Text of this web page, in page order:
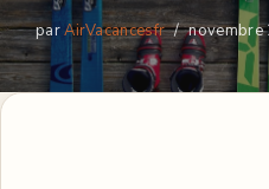
parAirVacancesfr novembre